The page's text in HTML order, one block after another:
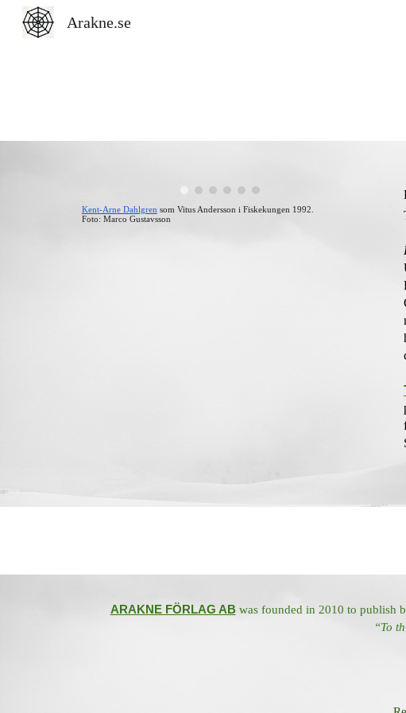
Arakne.se
Kent-Arne Dahlgren som Vitus Andersson i Fiskekungen 1992.
Foto: Marco Gustavsson
ARAKNE FÖRLAG ABwas founded in 2010 to publish
“To